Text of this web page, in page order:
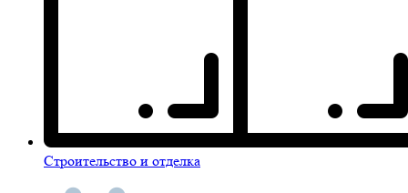
Строительство и отделка